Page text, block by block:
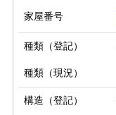
家屋番号
種類（登記）
種類（現況）
構造（登記）